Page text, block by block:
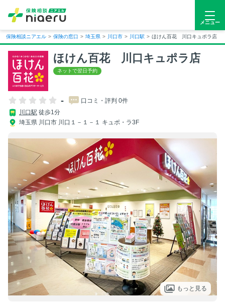
メニュー
保険相談ニアエル > 保険の窓口 > 埼玉県 > 川口市 > 川口駅 > ほけん百花 川口キュポラ店
ほけん百花 川口キュポラ店
-
口コミ・評判 0件
川口駅 徒歩1分
埼玉県 川口市 川口１－１－１ キュポ・ラ3F
もっと見る